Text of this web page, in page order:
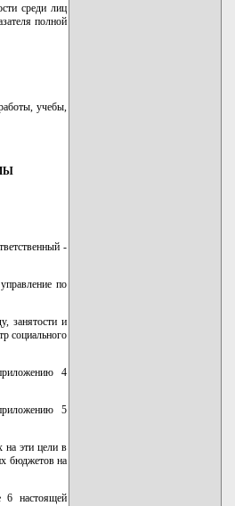
среди лиц
полной
учебы,
-
по
занятости и
социального
4
5
на эти цели в
бюджетов на
6 настоящей